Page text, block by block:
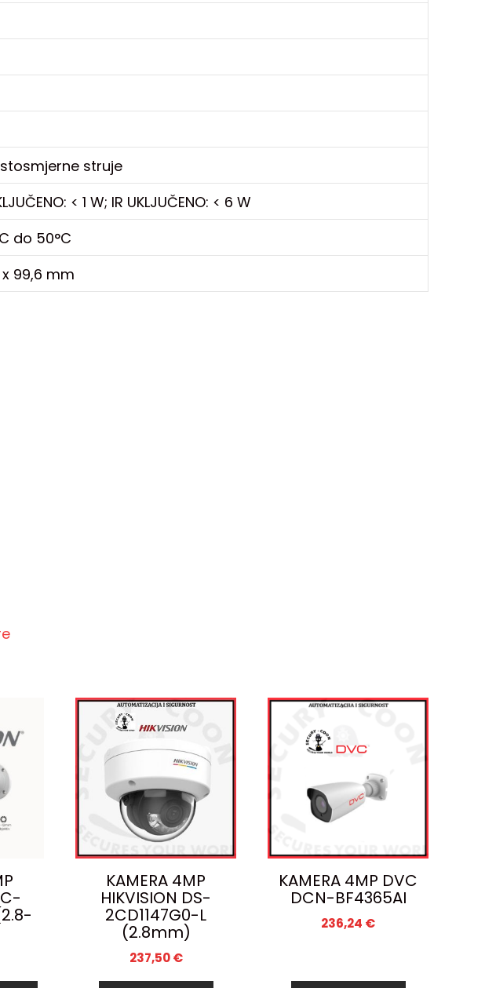
struje
< 1 W; IR UKLJUČENO: < 6 W
do 50°C
x 99,6 mm
KAMERA 4MP
HIKVISION DS-
2CD1147G0-L
(2.8mm)
237,50€
KAMERA 4MP DVC
DCN-BF4365AI
236,24 €